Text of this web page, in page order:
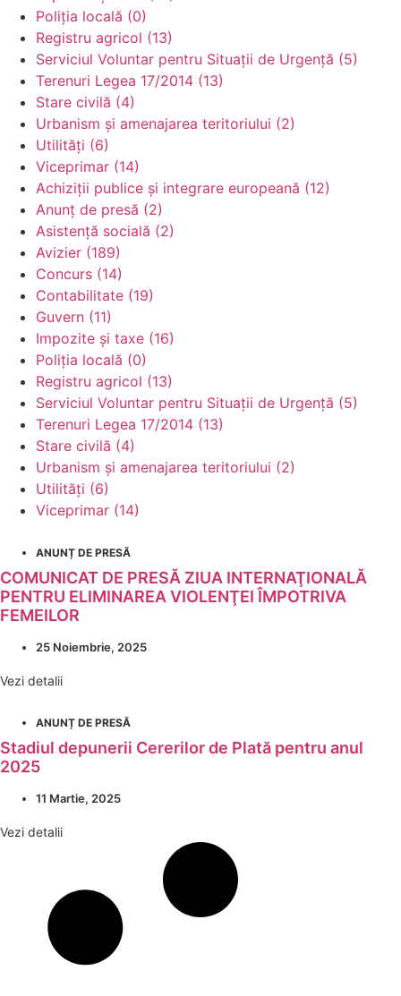
Poliția locală (0)
Registru agricol (13)
Serviciul Voluntar pentru Situații de Urgență (5)
Terenuri Legea 17/2014 (13)
Stare civilă (4)
Urbanism și amenajarea teritoriului (2)
Utilități (6)
Viceprimar (14)
Achiziții publice și integrare europeană (12)
Anunț de presă (2)
Asistență socială (2)
Avizier (189)
Concurs (14)
Contabilitate (19)
Guvern (11)
Impozite și taxe (16)
Poliția locală (0)
Registru agricol (13)
Serviciul Voluntar pentru Situații de Urgență (5)
Terenuri Legea 17/2014 (13)
Stare civilă (4)
Urbanism și amenajarea teritoriului (2)
Utilități (6)
Viceprimar (14)
ANUNȚ DE PRESĂ
COMUNICAT DE PRESĂ ZIUA INTERNAŢIONALĂ
PENTRU ELIMINAREA VIOLENŢEI ÎMPOTRIVA
FEMEILOR
25 Noiembrie, 2025
Vezi detalii
ANUNȚ DE PRESĂ
Stadiul depunerii Cererilor de Plată pentru anul
2025
11 Martie, 2025
Vezi detalii